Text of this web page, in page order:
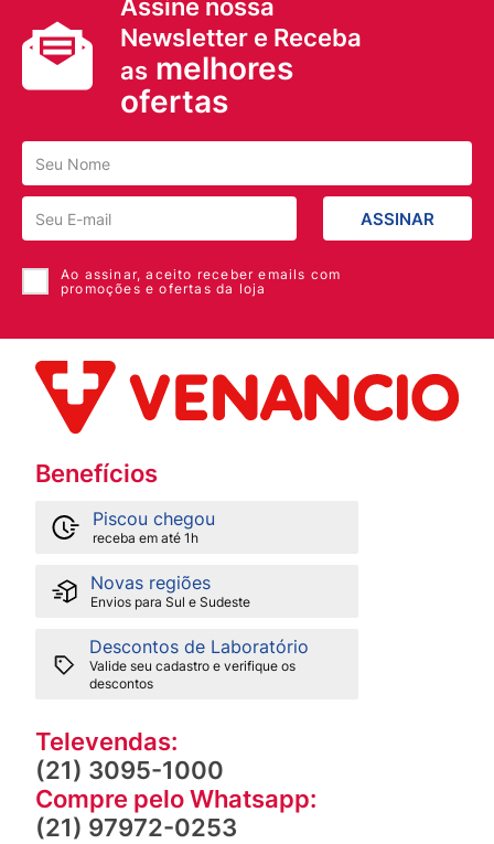
de Maybelline NY:
- Fórmula com Vitamina C
- Possui FPS 50
- Acabamento matte suave: leve e natural
- Não obstrui os poros
- Controle de oleosidade e brilho durante todo o dia
- Oil free
- Uniformiza o tom da pele
Assine nossa
Newsletter e Receba
as melhores
ofertas
ASSINAR
Ao assinar, aceito receber emails com
promoções e ofertas da loja
Benefícios
Piscou chegou
receba em até 1h
Novas regiões
Envios para Sul e Sudeste
Descontos de Laboratório
Valide seu cadastro e verifique os
descontos
Televendas:
(21) 3095-1000
Compre pelo Whatsapp:
(21) 97972-0253